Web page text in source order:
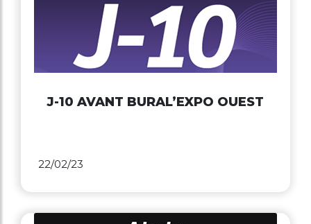
J-10 AVANT BURAL’EXPO OUEST
22/02/23